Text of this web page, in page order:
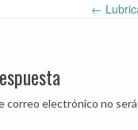
←
correo electrónico no